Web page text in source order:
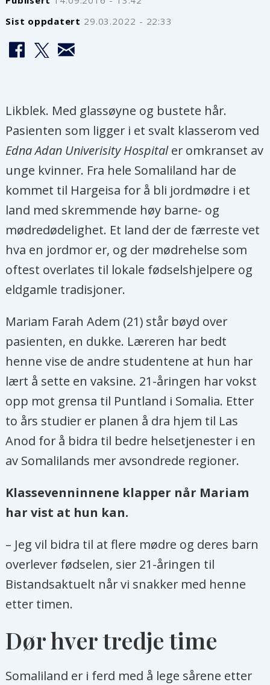
Sist oppdatert
29.03.2022 - 22:33
Likblek. Med glassøyne og bustete hår.
Pasienten som ligger i et svalt klasserom ved
Edna Adan Univerisity Hospitaler omkranset av
unge kvinner. Fra hele Somaliland har de
kommet til Hargeisa for å bli jordmødre i et
land med skremmende høy barne- og
mødredødelighet. Et land der de færreste vet
hva en jordmor er, og der mødrehelse som
oftest overlates til lokale fødselshjelpere og
eldgamle tradisjoner.
Mariam Farah Adem (21) står bøyd over
pasienten, en dukke. Læreren har bedt
henne vise de andre studentene at hun har
lært å sette en vaksine. 21-åringen har vokst
opp mot grensa til Puntland i Somalia. Etter
to års studier er planen å dra hjem til Las
Anod for å bidra til bedre helsetjenester i en
av Somalilands mer avsondrede regioner.
Klassevenninnene klapper når Mariam
har vist at hun kan.
– Jeg vil bidra til at flere mødre og deres barn
overlever fødselen, sier 21-åringen til
Bistandsaktuelt når vi snakker med henne
etter timen.
Dør hver tredje time
Somaliland er i ferd med å lege sårene etter